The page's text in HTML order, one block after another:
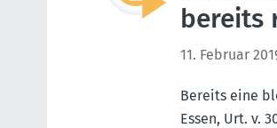
bereits
11. Februar
Bereits eine
Essen, Urt. v.